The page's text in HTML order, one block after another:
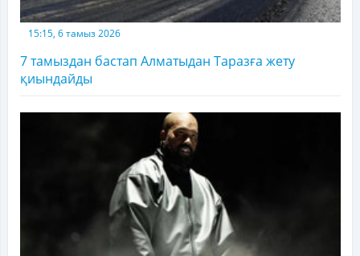
15:15, 6 тамыз 2026
7 тамыздан бастап Алматыдан Таразға жету
қиындайды